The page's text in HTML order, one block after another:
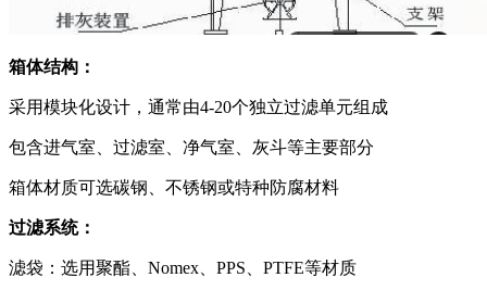
箱体结构：
采用模块化设计，通常由4-20个独立过滤单元组成
包含进气室、过滤室、净气室、灰斗等主要部分
箱体材质可选碳钢、不锈钢或特种防腐材料
过滤系统：
滤袋：选用聚酯、Nomex、PPS、PTFE等材质